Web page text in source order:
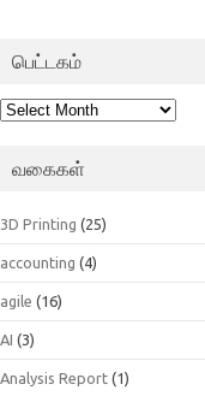
பெட்டகம்
பெட்டகம்
வகைகள்
3D Printing (25)
accounting (4)
agile (16)
AI (3)
Analysis Report (1)